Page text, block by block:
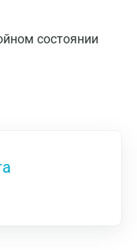
состоянии